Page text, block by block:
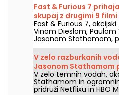
Fast & Furious 7
skupaj z drugimi 9 filmi
Fast & Furious 7,
Vinom Dieslom, Paulom
Jasonom Stathamom,
Video 1. avgusta 2026,
V zelo razburkanih
Jasonom Stathamom
HBO Max
V zelo temnih vodah,
Stathamom in
pridruži Netflixu in HBO